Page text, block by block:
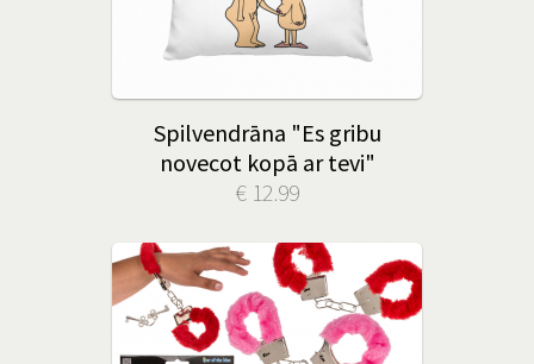
Spilvendrāna "Es gribu
novecot kopā ar tevi"
€ 12.99